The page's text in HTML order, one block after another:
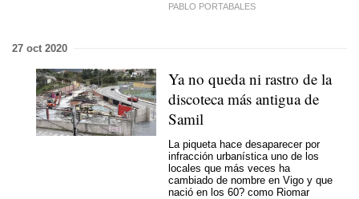
PABLO PORTABALES
27 oct 2020
Ya no queda ni rastro de la
discoteca más antigua de
Samil
La piqueta hace desaparecer por
infracción urbanística uno de los
locales que más veces ha
cambiado de nombre en Vigo y que
nació en los 60? como Riomar